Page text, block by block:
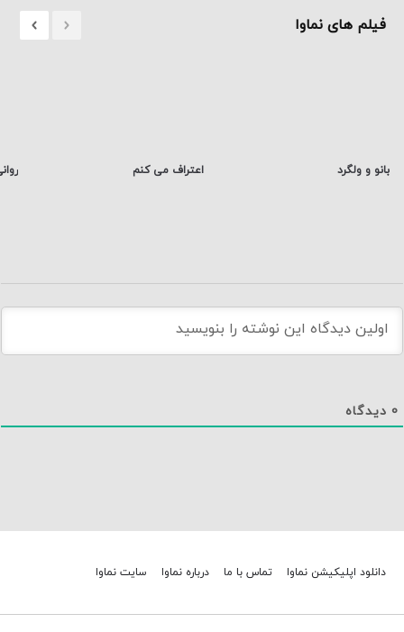
فیلم های نماوا
بانو و ولگرد اعتراف می ‌کنم
0 دیدگاه
دانلود اپلیکیشن نماوا تماس با ما درباره نماوا سایت نماوا